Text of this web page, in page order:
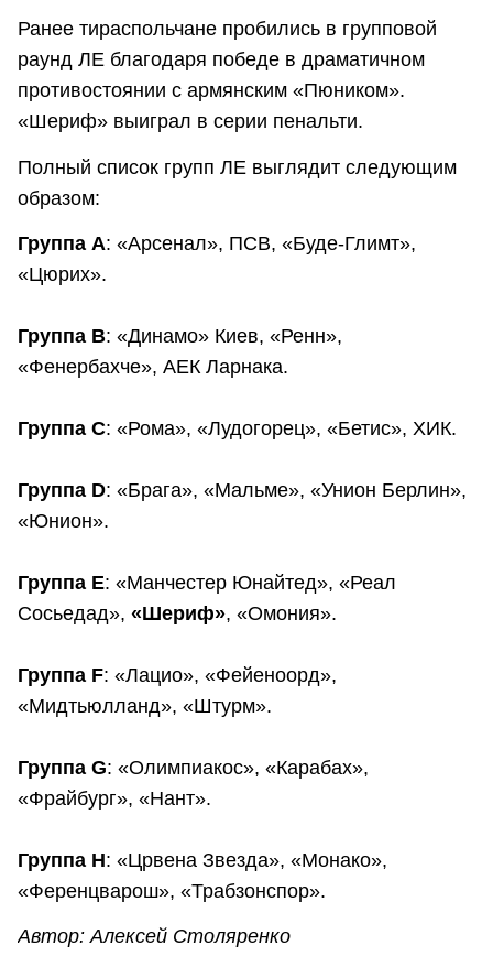
Ранее тираспольчане пробились в групповой
раунд ЛЕ благодаря победе в драматичном
противостоянии с армянским «Пюником».
«Шериф» выиграл в серии пенальти.
Полный список групп ЛЕ выглядит следующим
образом:
Группа A: «Арсенал», ПСВ, «Буде-Глимт»,
«Цюрих».
Группа B: «Динамо» Киев, «Ренн»,
«Фенербахче», АЕК Ларнака.
Группа C: «Рома», «Лудогорец», «Бетис», ХИК.
Группа D: «Брага», «Мальме», «Унион Берлин»,
«Юнион».
Группа E: «Манчестер Юнайтед», «Реал
Сосьедад», «Шериф», «Омония».
Группа F: «Лацио», «Фейеноорд»,
«Мидтьюлланд», «Штурм».
Группа G: «Олимпиакос», «Карабах»,
«Фрайбург», «Нант».
Группа H: «Црвена Звезда», «Монако»,
«Ференцварош», «Трабзонспор».
Автор: Алексей Столяренко